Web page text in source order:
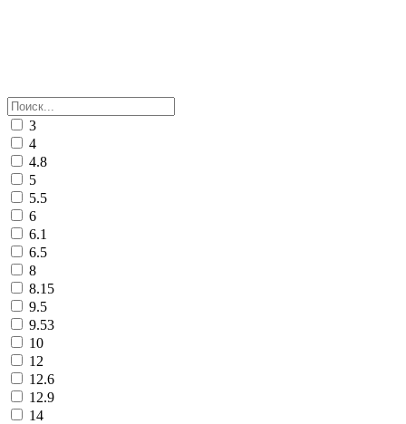
3
4
4.8
5
5.5
6
6.1
6.5
8
8.15
9.5
9.53
10
12
12.6
12.9
14